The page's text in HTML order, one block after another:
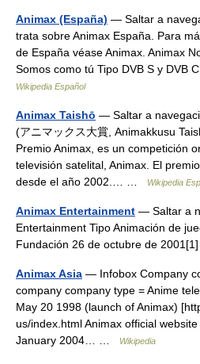
Animax (España) — Saltar a
trata sobre Animax España. Para
de España véase Animax. Animax
Somos como tú Tipo DVB S y DVB
Wikipedia Español
Animax Taishō — Saltar a
(アニマックス大賞, Animakkusu
Premio Animax, es un competición
televisión satelital, Animax. El
desde el año 2002.… …
Wikipedia
Animax Entertainment — Saltar a
Entertainment Tipo Animación de
Fundación 26 de octubre de
Animax Asia — Infobox Company
company company type = Anime
May 20 1998 (launch of Animax)
us/index.html Animax official
January 2004… …
Wikipedia